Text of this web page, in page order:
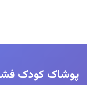
پوشاک کودک